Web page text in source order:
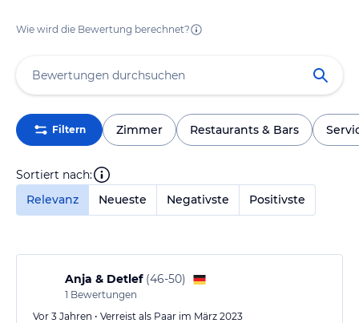
Wie wird die Bewertung berechnet?
Filtern Zimmer Restaurants & Bars
Sortiert nach:
Relevanz
Neueste Negativste Positivste
Anja & Detlef (46-50)
1 Bewertungen
Vor 3 Jahren • Verreist als Paar im März 2023